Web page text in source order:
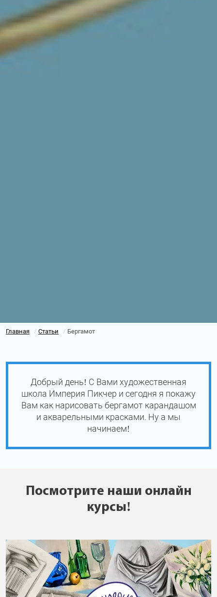
Главная / Статьи / Бергамот
Добрый день! С Вами художественная
школа Империя Пикчер и сегодня я покажу
Вам как нарисовать бергамот карандашом
и акварельными красками. Ну а мы
начинаем!
Посмотрите наши онлайн
курсы!